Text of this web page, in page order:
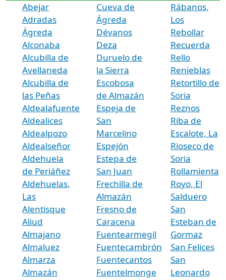
Abejar
Adradas
Ágreda
Alconaba
Alcubilla de
Avellaneda
Alcubilla de
las Peñas
Aldealafuente
Aldealices
Aldealpozo
Aldealseñor
Aldehuela
de Periáñez
Aldehuelas,
Las
Alentisque
Aliud
Almajano
Almaluez
Almarza
Almazán
Cueva de
Ágreda
Dévanos
Deza
Duruelo de
la Sierra
Escobosa
de Almazán
Espeja de
San
Marcelino
Espejón
Estepa de
San Juan
Frechilla de
Almazán
Fresno de
Caracena
Fuentearmegil
Fuentecambrón
Fuentecantos
Fuentelmonge
Rábanos,
Los
Rebollar
Recuerda
Rello
Renieblas
Retortillo de
Soria
Reznos
Riba de
Escalote, La
Rioseco de
Soria
Rollamienta
Royo, El
Salduero
San
Esteban de
Gormaz
San Felices
San
Leonardo